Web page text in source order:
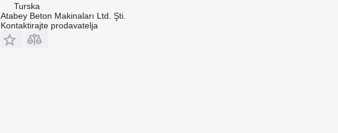
Turska
Atabey Beton Makinaları Ltd. Şti.
Kontaktirajte prodavatelja